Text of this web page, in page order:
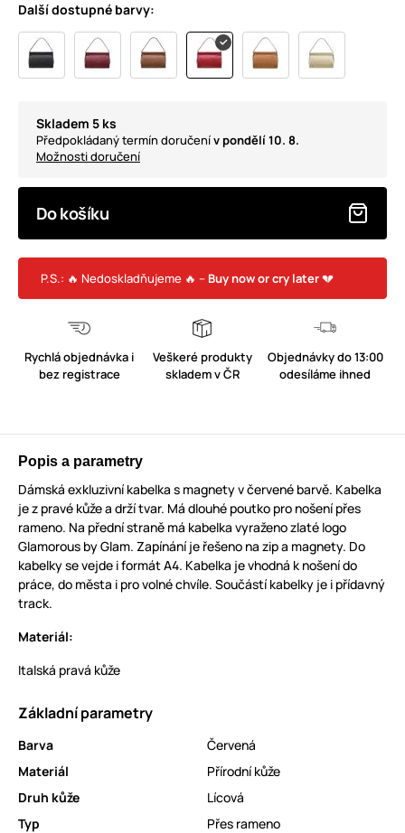
Další dostupné barvy:
Skladem 5 ks
Předpokládaný termín doručenív pondělí 10. 8.
Možnosti doručení
Do košíku
P.S.: 🔥 Nedoskladňujeme 🔥 – Buy now or cry later💔
Rychlá objednávka i
bez registrace
Veškeré produkty
skladem v ČR
Objednávky do 13:00
odesíláme ihned
Popis a parametry
Dámská exkluzivní kabelka s magnety v červené barvě. Kabelka
je z pravé kůže a drží tvar. Má dlouhé poutko pro nošení přes
rameno. Na přední straně má kabelka vyraženo zlaté logo
Glamorous by Glam. Zapínání je řešeno na zip a magnety. Do
kabelky se vejde i formát A4. Kabelka je vhodná k nošení do
práce, do města i pro volné chvíle. Součástí kabelky je i přídavný
track.
Materiál:
Italská pravá kůže
Základní parametry
Barva
Červená
Materiál
Přírodní kůže
Druh kůže
Lícová
Typ
Přes rameno